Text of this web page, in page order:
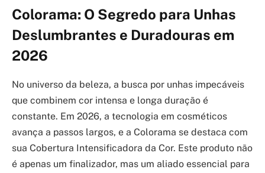
Colorama: O Segredo para Unhas
Deslumbrantes e Duradouras em
2026
No universo da beleza, a busca por unhas impecáveis
que combinem cor intensa e longa duração é
constante. Em 2026, a tecnologia em cosméticos
avança a passos largos, e a Colorama se destaca com
sua Cobertura Intensificadora da Cor. Este produto não
é apenas um finalizador, mas um aliado essencial para